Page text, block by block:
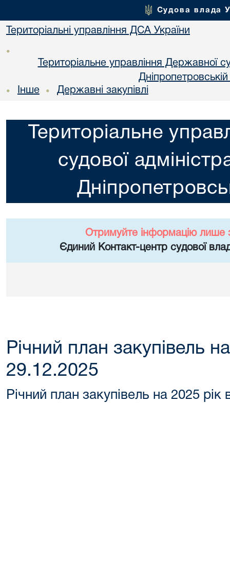
Судова влада
Територіальні управління ДСА України
•
Територіальне управління Державної
• Інше • Державні закупівлі
Територіальне
судової
Отримуйте інформацію лише
Єдиний Контакт-центр судової
Річний план закупівель
29.12.2025
Річний план закупівель на 2025 рік